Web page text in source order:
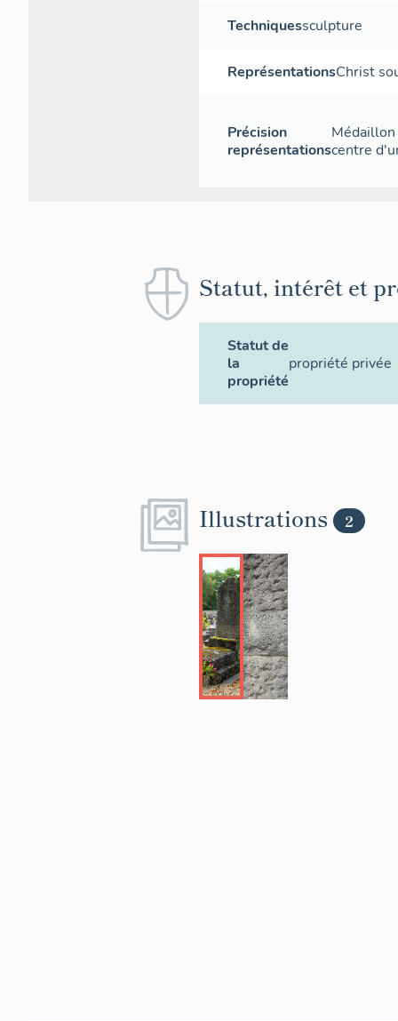
Techniquessculpture
ReprésentationsChrist
Précision
représentationscentre
Statut, intérêt et
Statut de
la
propriété
propriété privée
Illustrations 2